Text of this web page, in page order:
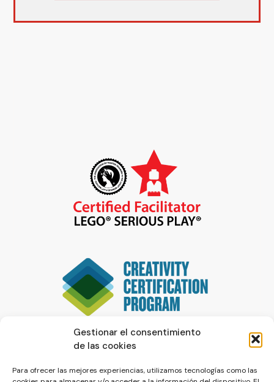
Gestionar el consentimiento
de las cookies
Para ofrecer las mejores experiencias, utilizamos tecnologías como las